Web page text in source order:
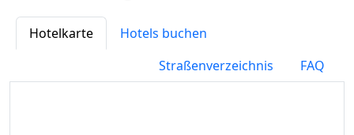
Hotelkarte
Hotels buchen
Straßenverzeichnis
FAQ